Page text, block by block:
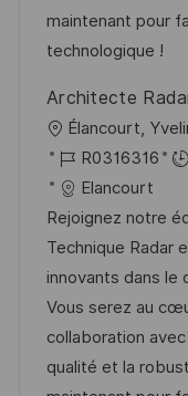
i
o
e
d
p
o
s
t
e
maintenant pour
technologique !
Architecte
o
c
a
l
i
s
a
t
Élancourt,
R
é
f
é
r
e
n
c
R0316316
Elancourt
Rejoignez notre
Technique Radar
innovants dans le
Vous serez au
collaboration
qualité et la